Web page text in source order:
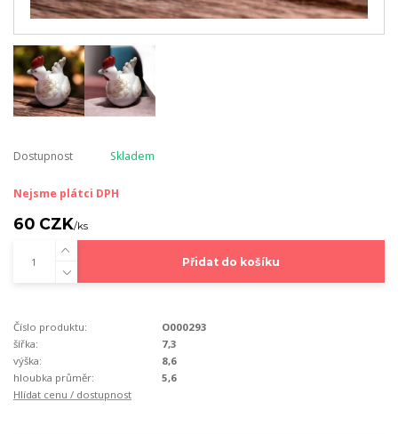
Dostupnost Skladem
Nejsme plátci DPH
60 CZK/ks
Přidat do košíku
Číslo produktu:
O000293
šířka:
7,3
výška:
8,6
hloubka průměr:
5,6
Hlídat cenu / dostupnost